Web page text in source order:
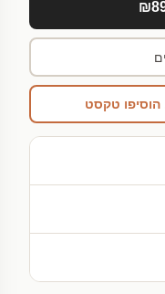
הוסיפו טקסט